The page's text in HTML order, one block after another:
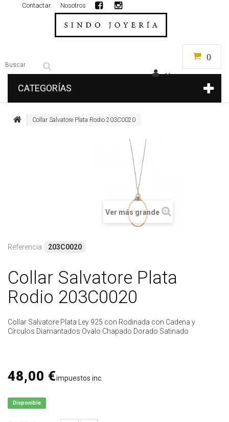
0
Nosotros
Contactar
CATEGORÍAS
Collar Salvatore Plata Rodio 203C0020
Ver más grande
Referencia 203C0020
Collar Salvatore Plata
Rodio 203C0020
Collar Salvatore Plata Ley 925 con Rodinada con Cadena y
Círculos Diamantados Ovalo Chapado Dorado Satinado
48,00 €impuestos inc.
Disponible